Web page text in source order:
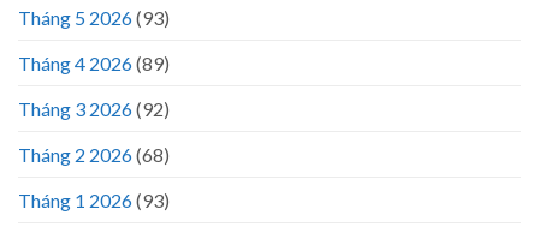
Tháng 5 2026(93)
Tháng 4 2026(89)
Tháng 3 2026(92)
Tháng 2 2026(68)
Tháng 1 2026(93)